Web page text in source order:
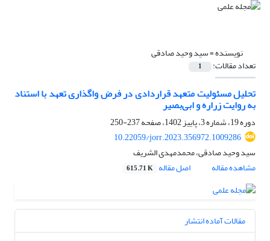
نویسنده =سید وحید صادقی
تعداد مقالات: 1
تحلیل مسئولیت متعهد قراردادی در فرض واگذاری تعهد با استناد
به روایت زراره و ابی‌بصیر
دوره 19، شماره 3، پاییز 1402، صفحه
237-250
10.22059/jorr.2023.356972.1009286
سید وحید صادقی، محمدمهدی الشریف
مشاهده مقاله
اصل مقاله 615.71 K
مقالات آماده انتشار